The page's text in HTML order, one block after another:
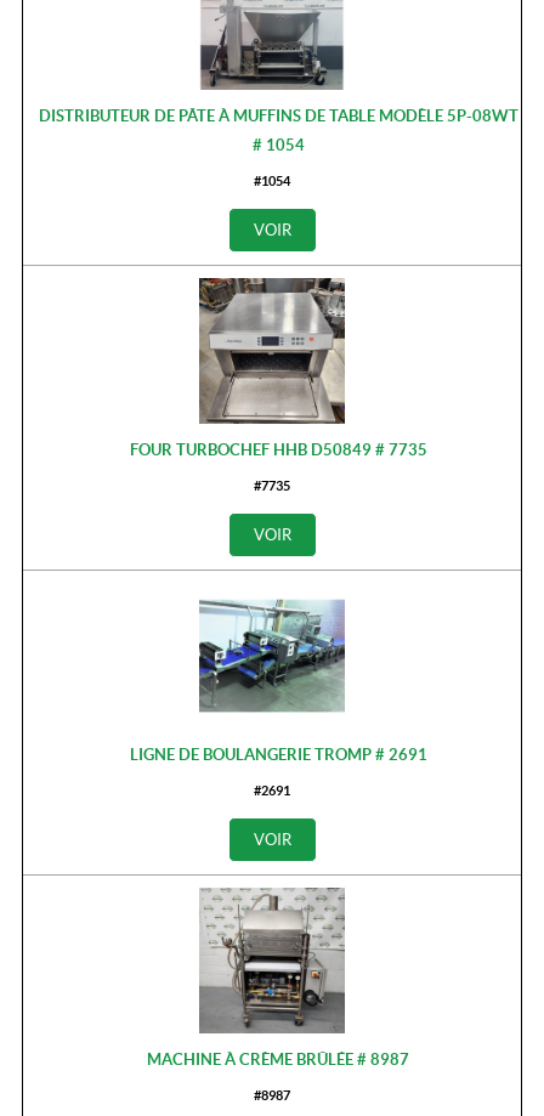
DISTRIBUTEUR DE PÂTE À MUFFINS DE TABLE MODÈLE 5P-08WT
# 1054
#1054
VOIR
FOUR TURBOCHEF HHB D50849 # 7735
#7735
VOIR
LIGNE DE BOULANGERIE TROMP # 2691
#2691
VOIR
MACHINE À CRÈME BRÛLÉE # 8987
#8987